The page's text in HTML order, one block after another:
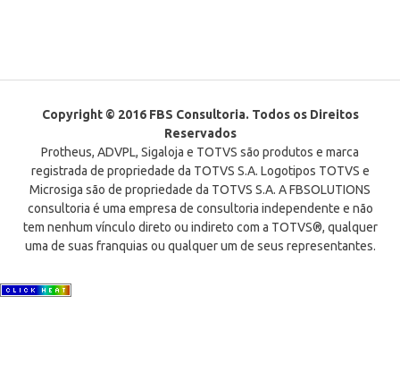
Copyright © 2016 FBS Consultoria. Todos os Direitos
Reservados
Protheus, ADVPL, Sigaloja e TOTVS são produtos e marca
registrada de propriedade da TOTVS S.A. Logotipos TOTVS e
Microsiga são de propriedade da TOTVS S.A. A FBSOLUTIONS
consultoria é uma empresa de consultoria independente e não
tem nenhum vínculo direto ou indireto com a TOTVS®, qualquer
uma de suas franquias ou qualquer um de seus representantes.